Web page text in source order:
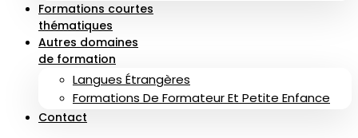
Formations courtes
thématiques
Autres domaines
de formation
Langues Étrangères
Formations De Formateur Et Petite Enfance
Contact